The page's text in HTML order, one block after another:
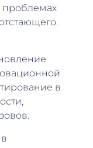
проблемах
в